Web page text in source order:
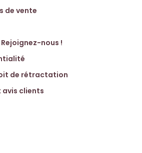
de vente
nous !
de rétractation
avis clients